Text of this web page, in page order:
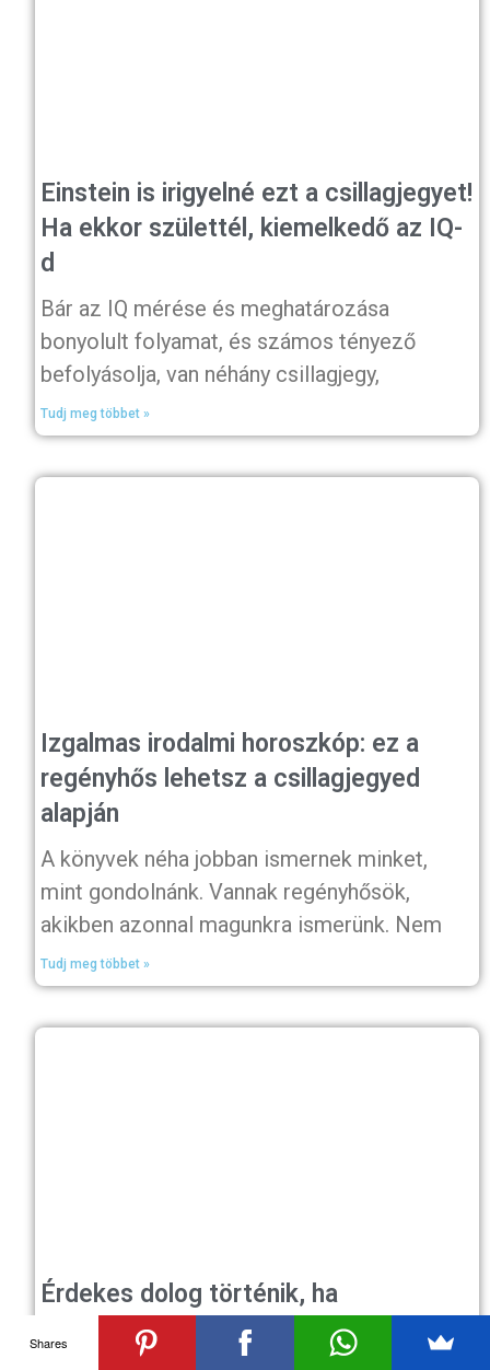
Einstein is irigyelné ezt a csillagjegyet!
Ha ekkor születtél, kiemelkedő az IQ-
d
Bár az IQ mérése és meghatározása
bonyolult folyamat, és számos tényező
befolyásolja, van néhány csillagjegy,
Tudj meg többet »
Izgalmas irodalmi horoszkóp: ez a
regényhős lehetsz a csillagjegyed
alapján
A könyvek néha jobban ismernek minket,
mint gondolnánk. Vannak regényhősök,
akikben azonnal magunkra ismerünk. Nem
Tudj meg többet »
Érdekes dolog történik, ha
citromhéjat adsz az ételeidhez 1
héten keresztül
Shares